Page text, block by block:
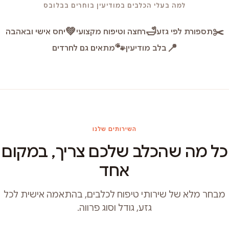
למה בעלי הכלבים במודיעין בוחרים בבלובס
✂️תספורת לפי גזע🛁רחצה וטיפוח מקצועי💚יחס אישי ובאהבה
📍 בלב מודיעין🐾מתאים גם לחרדים
השירותים שלנו
כל מה שהכלב שלכם צריך, במקום
אחד
מבחר מלא של שירותי טיפוח לכלבים, בהתאמה אישית לכל
גזע, גודל וסוג פרווה.